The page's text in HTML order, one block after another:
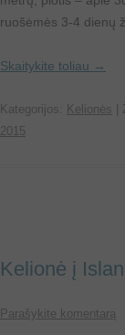
ruošėmės 3-4 dienų
Skaitykite toliau →
Kategorijos: Kelionės |
2015
Kelionė į
Parašykite komentarą